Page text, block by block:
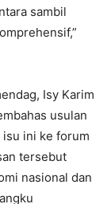
sambil
Isy Karim
usulan
isu ini ke forum
tersebut
nasional dan